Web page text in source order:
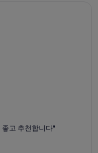
고 추천합니다"